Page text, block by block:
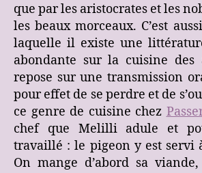
que par les aristocrates et les
les beaux morceaux. C’est
laquelle il existe une
abondante sur la cuisine des
repose sur une transmission
pour effet de se perdre et de
ce genre de cuisine chez
chef que Melilli adule et
travaillé : le pigeon y est servi
On mange d’abord sa